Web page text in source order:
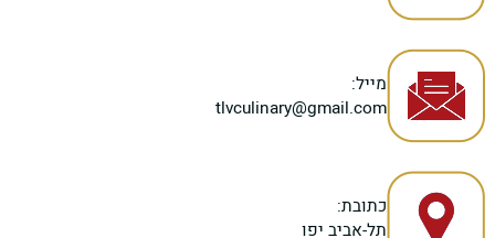
מייל:
tlvculinary@gmail.com
כתובת:
תל-אביב יפו